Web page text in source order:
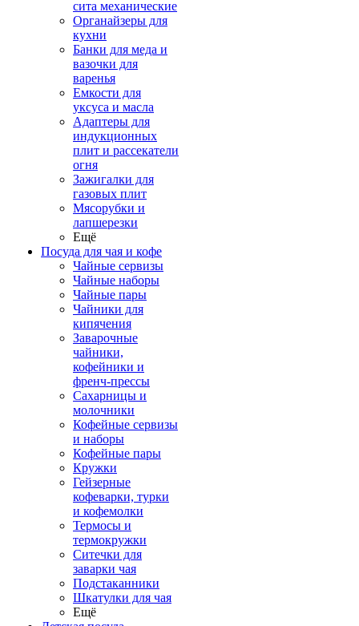
сита механические
Органайзеры для
кухни
Банки для меда и
вазочки для
варенья
Емкости для
уксуса и масла
Адаптеры для
индукционных
плит и рассекатели
огня
Зажигалки для
газовых плит
Мясорубки и
лапшерезки
Ещё
Посуда для чая и кофе
Чайные сервизы
Чайные наборы
Чайные пары
Чайники для
кипячения
Заварочные
чайники,
кофейники и
френч-прессы
Сахарницы и
молочники
Кофейные сервизы
и наборы
Кофейные пары
Кружки
Гейзерные
кофеварки, турки
и кофемолки
Термосы и
термокружки
Ситечки для
заварки чая
Подстаканники
Шкатулки для чая
Ещё